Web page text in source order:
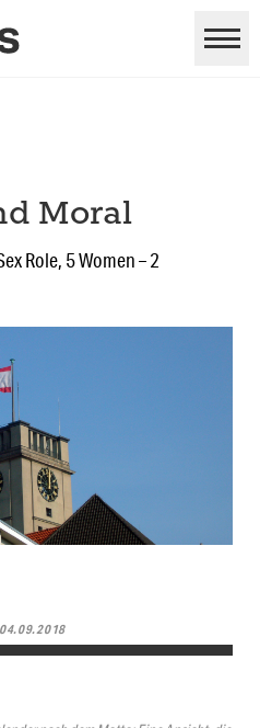
Moral
Role, 5 Women – 2
04.09.2018